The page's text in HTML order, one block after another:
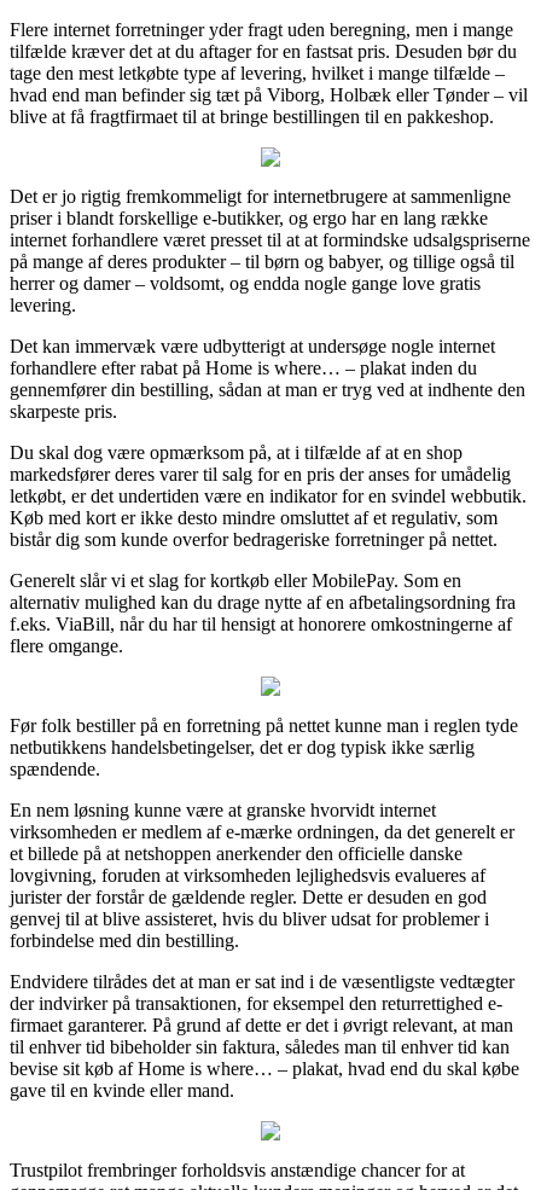
Flere internet forretninger yder fragt uden beregning, men i mange
tilfælde kræver det at du aftager for en fastsat pris. Desuden bør du
tage den mest letkøbte type af levering, hvilket i mange tilfælde –
hvad end man befinder sig tæt på Viborg, Holbæk eller Tønder – vil
blive at få fragtfirmaet til at bringe bestillingen til en pakkeshop.
Det er jo rigtig fremkommeligt for internetbrugere at sammenligne
priser i blandt forskellige e-butikker, og ergo har en lang række
internet forhandlere været presset til at at formindske udsalgspriserne
på mange af deres produkter – til børn og babyer, og tillige også til
herrer og damer – voldsomt, og endda nogle gange love gratis
levering.
Det kan immervæk være udbytterigt at undersøge nogle internet
forhandlere efter rabat på Home is where… – plakat inden du
gennemfører din bestilling, sådan at man er tryg ved at indhente den
skarpeste pris.
Du skal dog være opmærksom på, at i tilfælde af at en shop
markedsfører deres varer til salg for en pris der anses for umådelig
letkøbt, er det undertiden være en indikator for en svindel webbutik.
Køb med kort er ikke desto mindre omsluttet af et regulativ, som
bistår dig som kunde overfor bedrageriske forretninger på nettet.
Generelt slår vi et slag for kortkøb eller MobilePay. Som en
alternativ mulighed kan du drage nytte af en afbetalingsordning fra
f.eks. ViaBill, når du har til hensigt at honorere omkostningerne af
flere omgange.
Før folk bestiller på en forretning på nettet kunne man i reglen tyde
netbutikkens handelsbetingelser, det er dog typisk ikke særlig
spændende.
En nem løsning kunne være at granske hvorvidt internet
virksomheden er medlem af e-mærke ordningen, da det generelt er
et billede på at netshoppen anerkender den officielle danske
lovgivning, foruden at virksomheden lejlighedsvis evalueres af
jurister der forstår de gældende regler. Dette er desuden en god
genvej til at blive assisteret, hvis du bliver udsat for problemer i
forbindelse med din bestilling.
Endvidere tilrådes det at man er sat ind i de væsentligste vedtægter
der indvirker på transaktionen, for eksempel den returrettighed e-
firmaet garanterer. På grund af dette er det i øvrigt relevant, at man
til enhver tid bibeholder sin faktura, således man til enhver tid kan
bevise sit køb af Home is where… – plakat, hvad end du skal købe
gave til en kvinde eller mand.
Trustpilot frembringer forholdsvis anstændige chancer for at